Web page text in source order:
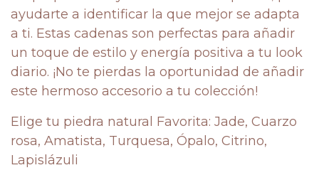
ayudarte a identificar la que mejor se adapta
a ti. Estas cadenas son perfectas para añadir
un toque de estilo y energía positiva a tu look
diario. ¡No te pierdas la oportunidad de añadir
este hermoso accesorio a tu colección!
Elige tu piedra natural Favorita: Jade, Cuarzo
rosa, Amatista, Turquesa, Ópalo, Citrino,
Lapislázuli